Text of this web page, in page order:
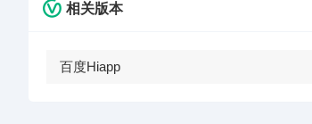
相关版本
百度Hiapp